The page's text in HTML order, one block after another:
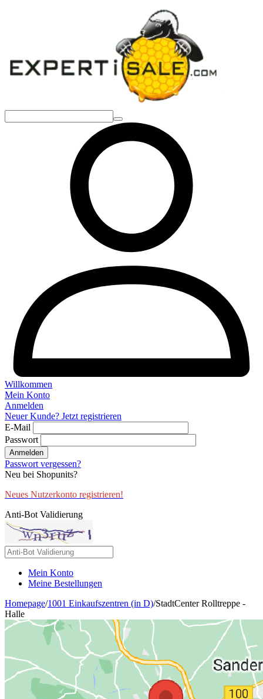
Willkommen
Mein Konto
Anmelden
Neuer Kunde? Jetzt registrieren
E-Mail
Passwort
Anmelden
Passwort vergessen?
Neu bei Shopunits?
Neues Nutzerkonto registrieren!
Anti-Bot Validierung
Mein Konto
Meine Bestellungen
Homepage/1001 Einkaufszentren (in D)/StadtCenter Rolltreppe -
Halle